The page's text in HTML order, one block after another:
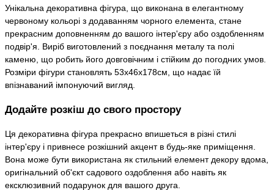
Унікальна декоративна фігура, що виконана в елегантному
червоному кольорі з додаванням чорного елемента, стане
прекрасним доповненням до вашого інтер'єру або оздобленням
подвір'я. Виріб виготовлений з поєднання металу та полі
каменю, що робить його довговічним і стійким до погодних умов.
Розміри фігури становлять 53х46х178см, що надає їй
впізнаваний імпонуючий вигляд.
Додайте розкіш до свого простору
Ця декоративна фігура прекрасно впишеться в різні стилі
інтер'єру і привнесе розкішний акцент в будь-яке приміщення.
Вона може бути використана як стильний елемент декору вдома,
оригінальний об'єкт садового оздоблення або навіть як
ексклюзивний подарунок для вашого друга.